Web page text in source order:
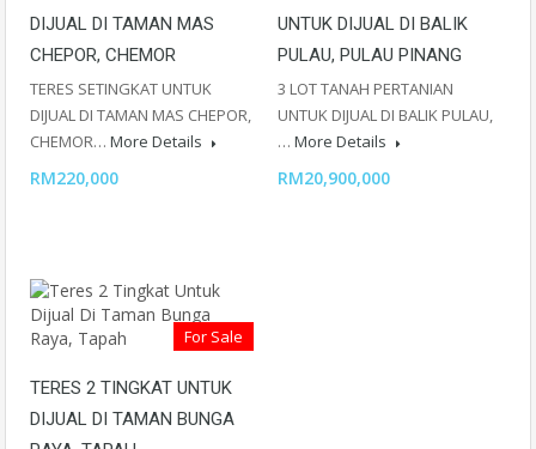
DIJUAL DI TAMAN MAS
CHEPOR, CHEMOR
TERES SETINGKAT UNTUK
DIJUAL DI TAMAN MAS CHEPOR,
CHEMOR… More Details
RM220,000
UNTUK DIJUAL DI BALIK
PULAU, PULAU PINANG
3 LOT TANAH PERTANIAN
UNTUK DIJUAL DI BALIK PULAU,
… More Details
RM20,900,000
For Sale
TERES 2 TINGKAT UNTUK
DIJUAL DI TAMAN BUNGA